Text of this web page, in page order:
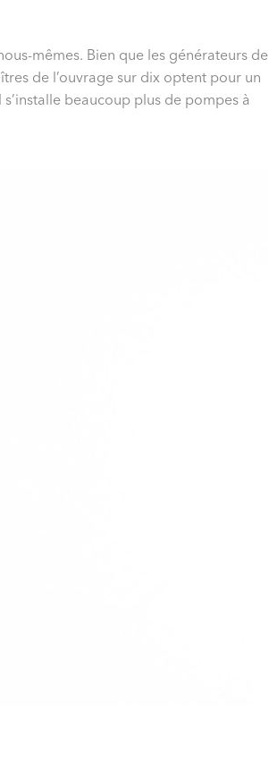
mêmes. Bien que les générateurs de
de l’ouvrage sur dix optent pour un
beaucoup plus de pompes à